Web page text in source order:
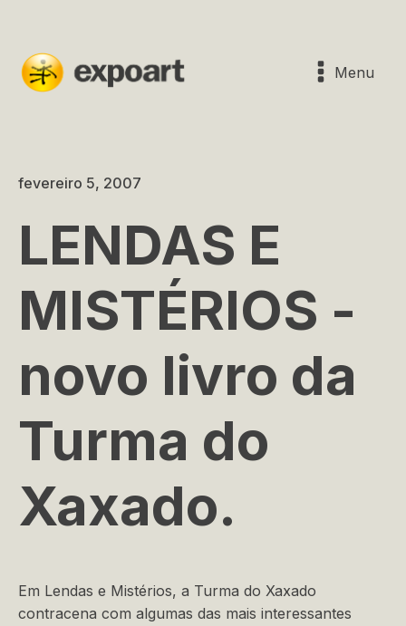
Menu
fevereiro 5, 2007
LENDAS E
MISTÉRIOS -
novo livro da
Turma do
Xaxado.
Em Lendas e Mistérios, a Turma do Xaxado
contracena com algumas das mais interessantes